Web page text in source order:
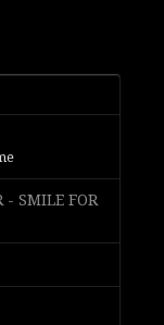
- SMILE FOR